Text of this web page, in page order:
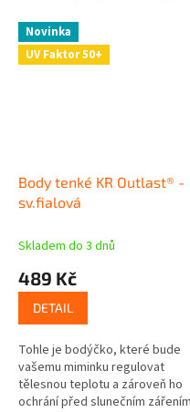
Novinka
UV Faktor 50+
Body tenké KR Outlast® -
sv.fialová
Skladem do 3 dnů
489 Kč
DETAIL
Tohle je bodýčko, které bude
vašemu miminku regulovat
tělesnou teplotu a zároveň ho
ochrání před slunečním